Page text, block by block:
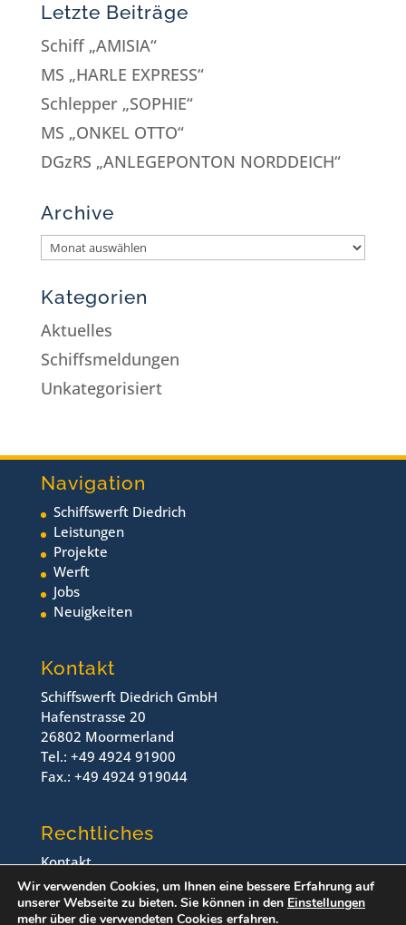
Letzte Beiträge
Schiff „AMISIA“
MS „HARLE EXPRESS“
Schlepper „SOPHIE“
MS „ONKEL OTTO“
DGzRS „ANLEGEPONTON NORDDEICH“
Archive
Kategorien
Aktuelles
Schiffsmeldungen
Unkategorisiert
Navigation
Schiffswerft Diedrich
Leistungen
Projekte
Werft
Jobs
Neuigkeiten
Kontakt
Schiffswerft Diedrich GmbH
Hafenstrasse 20
26802 Moormerland
Tel.: +49 4924 91900
Fax.: +49 4924 919044
Rechtliches
Kontakt
Impressum
Datenschutz
Wir verwenden Cookies, um Ihnen eine bessere Erfahrung auf
unserer Webseite zu bieten. Sie können in den Einstellungen
mehr über die verwendeten Cookies erfahren.